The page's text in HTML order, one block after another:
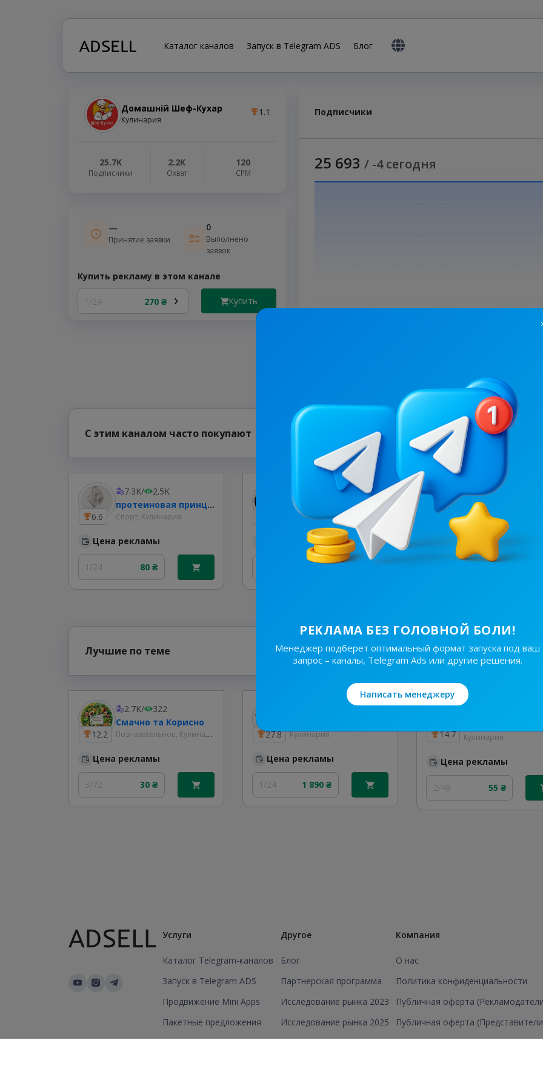
Каталог каналов Запуск в Telegram ADS Блог
Домашній Шеф-Кухар
Кулинария
1.1
25.7K
Подписчики
2.2K
Охват
120
СРМ
—
Принятие заявки
0
Выполнено
заявок
Купить рекламу в этом канале
1/24 270 ₴ Купить
Подписчики
25 693 / -4 сегодня
С этим каналом часто покупают
6.6
7.3K/
2.5K
протеиновая принцесса👑
Спорт, Кулинария
Цена рекламы
1/24 80 ₴
3.3K
Ваш Кулінар 👨‍🍳 Смачні рецепти
Кулинария
Цена рекламы
410 ₴
14.2
21.9K/
Смачно та
Женские, Кулинария
Цена рекламы
Лучшие по теме
12.2
2.7K/
322
Смачно та Корисно
Познавательное, Кулинария
Цена рекламы
3/72 30 ₴
27.8
19.8K
Кулинария
Цена рекламы
1/24 1 890 ₴
14.7 Кулинария
Цена рекламы
2/48 55 ₴
Услуги
Каталог Telegram-каналов
Запуск в Telegram ADS
Продвижение Mini Apps
Пакетные предложения
Добавить канал/группу
Другое
Блог
Партнерская программа
Исследование рынка 2023
Исследование рынка 2025
Компания
О нас
Политика конфиденциальности
Публичная оферта
Публичная оферта
РЕКЛАМА БЕЗ ГОЛОВНОЙ БОЛИ!
Менеджер подберет оптимальный формат запуска под ваш
запрос – каналы, Telegram Ads или другие решения.
Написать менеджеру